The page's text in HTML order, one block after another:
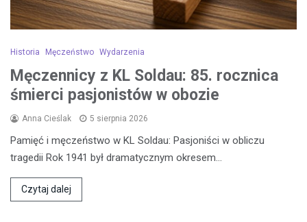
Historia Męczeństwo Wydarzenia
Męczennicy z KL Soldau: 85. rocznica
śmierci pasjonistów w obozie
Anna Cieślak 5 sierpnia 2026
Pamięć i męczeństwo w KL Soldau: Pasjoniści w obliczu
tragedii Rok 1941 był dramatycznym okresem…
Czytaj dalej